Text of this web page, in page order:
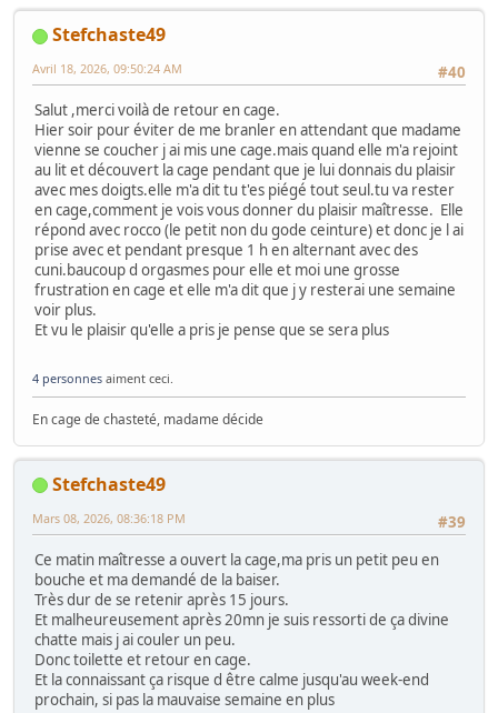
Stefchaste49
#40
Avril 18, 2026, 09:50:24 AM
Salut ,merci voilà de retour en cage.
Hier soir pour éviter de me branler en attendant que madame
vienne se coucher j ai mis une cage.mais quand elle m'a rejoint
au lit et découvert la cage pendant que je lui donnais du plaisir
avec mes doigts.elle m'a dit tu t'es piégé tout seul.tu va rester
en cage,comment je vois vous donner du plaisir maîtresse. Elle
répond avec rocco (le petit non du gode ceinture) et donc je l ai
prise avec et pendant presque 1 h en alternant avec des
cuni.baucoup d orgasmes pour elle et moi une grosse
frustration en cage et elle m'a dit que j y resterai une semaine
voir plus.
Et vu le plaisir qu'elle a pris je pense que se sera plus
4 personnes aiment ceci.
En cage de chasteté, madame décide
Stefchaste49
#39
Mars 08, 2026, 08:36:18 PM
Ce matin maîtresse a ouvert la cage,ma pris un petit peu en
bouche et ma demandé de la baiser.
Très dur de se retenir après 15 jours.
Et malheureusement après 20mn je suis ressorti de ça divine
chatte mais j ai couler un peu.
Donc toilette et retour en cage.
Et la connaissant ça risque d être calme jusqu'au week-end
prochain, si pas la mauvaise semaine en plus